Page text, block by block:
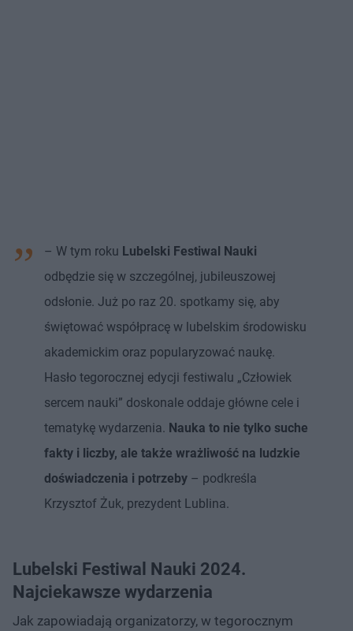
– W tym roku Lubelski Festiwal Nauki
odbędzie się w szczególnej, jubileuszowej
odsłonie. Już po raz 20. spotkamy się, aby
świętować współpracę w lubelskim środowisku
akademickim oraz popularyzować naukę.
Hasło tegorocznej edycji festiwalu „Człowiek
sercem nauki” doskonale oddaje główne cele i
tematykę wydarzenia. Nauka to nie tylko suche
fakty i liczby, ale także wrażliwość na ludzkie
doświadczenia i potrzeby – podkreśla
Krzysztof Żuk, prezydent Lublina.
Lubelski Festiwal Nauki 2024.
Najciekawsze wydarzenia
Jak zapowiadają organizatorzy, w tegorocznym